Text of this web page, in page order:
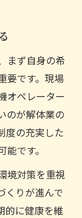
まず自身の希
要です。現場
オペレーター
のが解体業の
度の充実した
です。
境対策を重視
くりが進んで
的に健康を維